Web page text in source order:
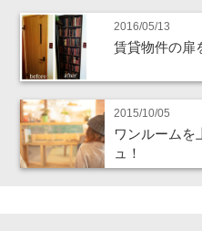
2016/05/13
賃貸物件の扉
2015/10/05
ワンルームを
ュ！